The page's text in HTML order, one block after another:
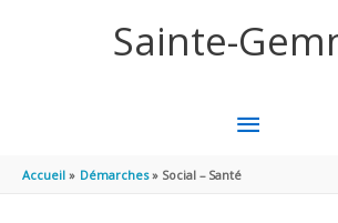
Sainte-
MENU
Accueil Démarches Social – Santé